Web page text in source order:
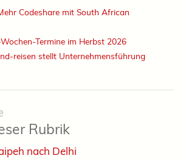
Codeshare mit South African
Termine im Herbst 2026
reisen stellt Unternehmensführung
Rubrik
nach Delhi